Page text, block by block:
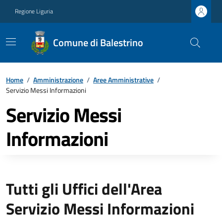
Regione Liguria
Comune di Balestrino
Home / Amministrazione / Aree Amministrative /
Servizio Messi Informazioni
Servizio Messi
Informazioni
Tutti gli Uffici dell'Area
Servizio Messi Informazioni